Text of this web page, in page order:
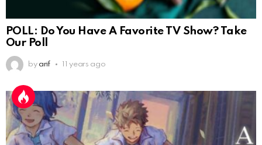
POLL: Do You Have A Favorite TV Show? Take
Our Poll
by arif 11 years ago